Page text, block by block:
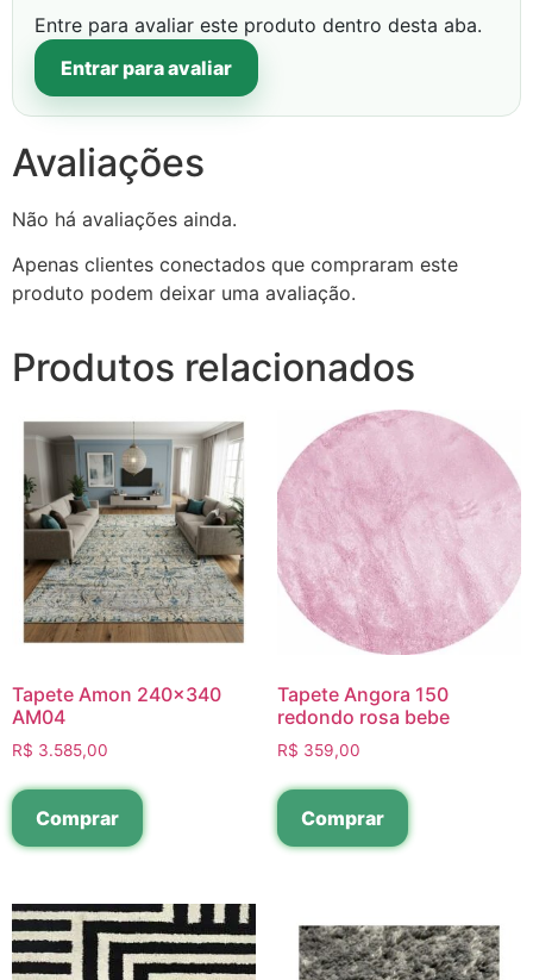
Entre para avaliar este produto dentro desta aba.
Entrar para avaliar
Avaliações
Não há avaliações ainda.
Apenas clientes conectados que compraram este
produto podem deixar uma avaliação.
Produtos relacionados
Tapete Amon 240×340
AM04
R$ 3.585,00
Comprar
Tapete Angora 150
redondo rosa bebe
R$ 359,00
Comprar